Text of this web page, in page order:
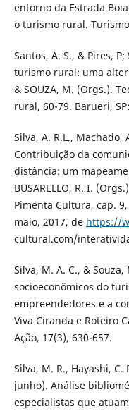
entorno da Estrada
o turismo rural.
Santos, A. S., & Pires,
turismo rural: uma
& SOUZA, M. (Orgs.).
rural, 60-79. Barueri,
Silva, A. R.L., Machado,
Contribuição da
distância: um
BUSARELLO, R. I.
Pimenta Cultura, cap.
maio, 2017, de https://
cultural.com/
Silva, M. A. C., &
socioeconômicos do
empreendedores e a
Viva Ciranda e Roteiro
Ação, 17(3), 630-657.
Silva, M. R., Hayashi, C.
junho). Análise
especialistas que